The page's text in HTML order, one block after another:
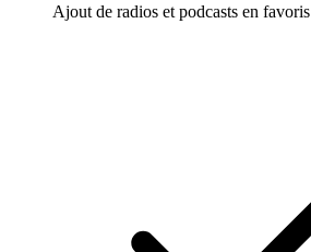
Ajout de radios et podcasts en favoris